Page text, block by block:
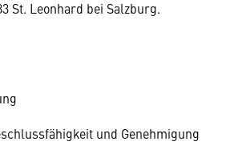
St. Leonhard bei Salzburg.
und Genehmigung